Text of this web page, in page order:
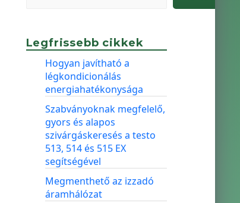
Legfrissebb cikkek
Hogyan javítható a
légkondicionálás
energiahatékonysága
Szabványoknak megfelelő,
gyors és alapos
szivárgáskeresés a testo
513, 514 és 515 EX
segítségével
Megmenthető az izzadó
áramhálózat